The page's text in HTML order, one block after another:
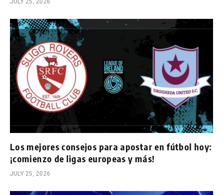
JULY 25, 2026
Los mejores consejos para apostar en fútbol hoy:
¡comienzo de ligas europeas y más!
JULY 25, 2026